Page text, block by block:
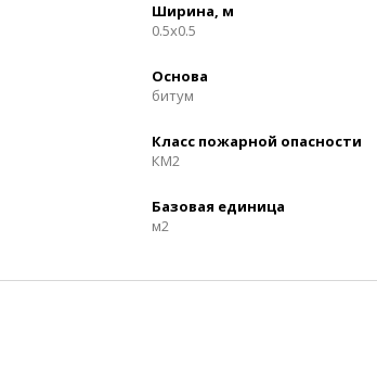
Ширина, м
0.5x0.5
Основа
битум
Класс пожарной опасности
КМ2
Базовая единица
м2